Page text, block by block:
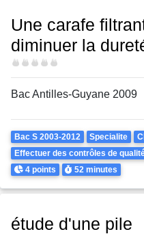
Une carafe
diminuer la
Difficulté
Bac Antilles-Guyane 2009
Theme
Bac S 2003-2012 Specialite
Effectuer des contrôles de
Points
4 points Durée
52 minutes
étude d'une pile